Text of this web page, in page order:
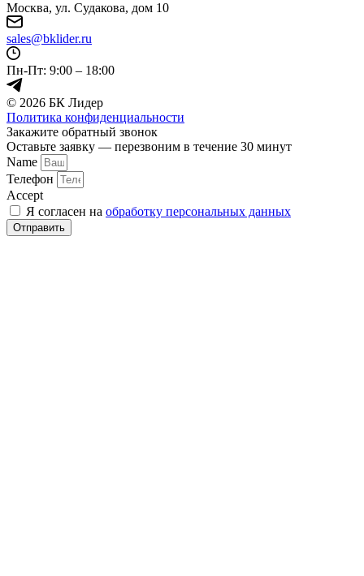
Москва, ул. Судакова, дом 10
sales@bklider.ru
Пн-Пт: 9:00 – 18:00
© 2026 БК Лидер
Политика конфиденциальности
Закажите обратный звонок
Оставьте заявку — перезвоним в течение 30 минут
Name
Телефон
Accept
Я согласен на обработку персональных данных
Отправить